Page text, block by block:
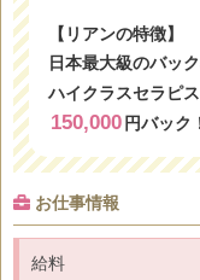
【リアンの特徴】
日本最大級のバッ
ハイクラスセラピ
150,000 円バック
お仕事情報
給料